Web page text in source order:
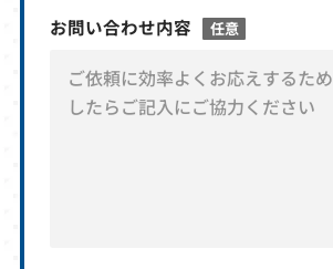
お問い合わせ内容 任意